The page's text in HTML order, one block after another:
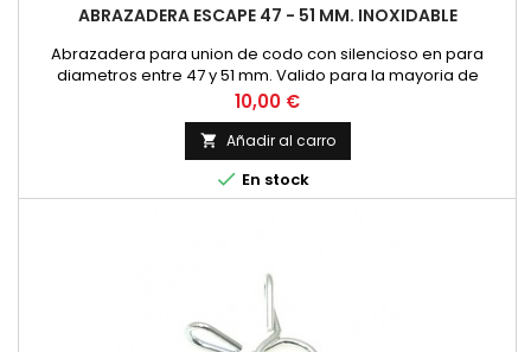
ABRAZADERA ESCAPE 47 - 51 MM. INOXIDABLE
Abrazadera para union de codo con silencioso en para
diametros entre 47 y 51 mm. Valido para la mayoria de
modelos, Montesa Impala 175, OSSA 160, 175 Bultaco Mercurio,
Metralla... Fabricada en acero inoxidable con tornillo
hexagonal Precio por unidad.
Precio
10,00 €
 Añadir al carro
 En stock